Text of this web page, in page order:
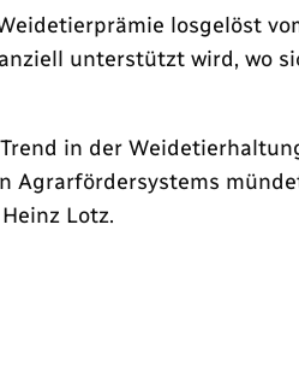
losgelöst
unterstützt wird, wo
in der
Lotz.